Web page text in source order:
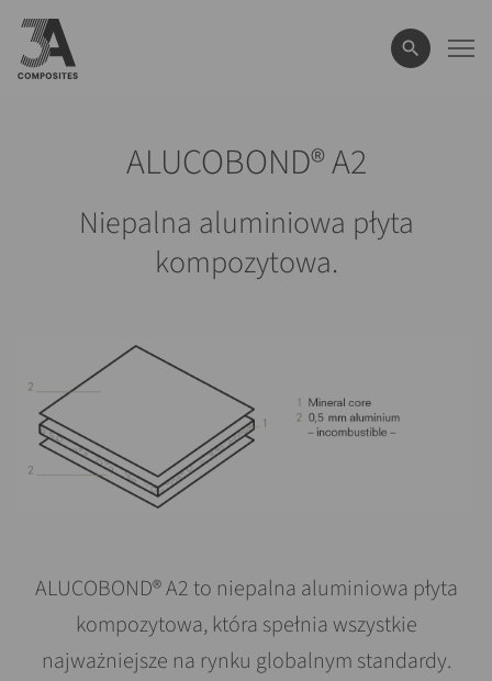
wyszukiwane
hasło
ALUCOBOND® A2
Niepalna aluminiowa płyta
kompozytowa.
ALUCOBOND® A2 to niepalna aluminiowa płyta
kompozytowa, która spełnia wszystkie
najważniejsze na rynku globalnym standardy.